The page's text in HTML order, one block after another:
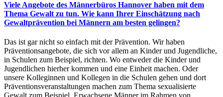
Viele Angebote des Männerbüros Hannover haben mit dem
Thema Gewalt zu tun. Wie kann Ihrer Einschätzung nach
Gewaltprävention bei Männern am besten gelingen?
Das ist gar nicht so einfach mit der Prävention. Wir haben
Präventionsangebote, die sich vor allem an Kinder und Jugendliche,
in Schulen zum Beispiel, richten. Wo entweder die Kinder und
Jugendlichen hierher kommen und eine Einheit machen. Oder
unsere Kolleginnen und Kollegen in die Schulen gehen und dort
Präventionsveranstaltungen machen zum Thema sexualisierte